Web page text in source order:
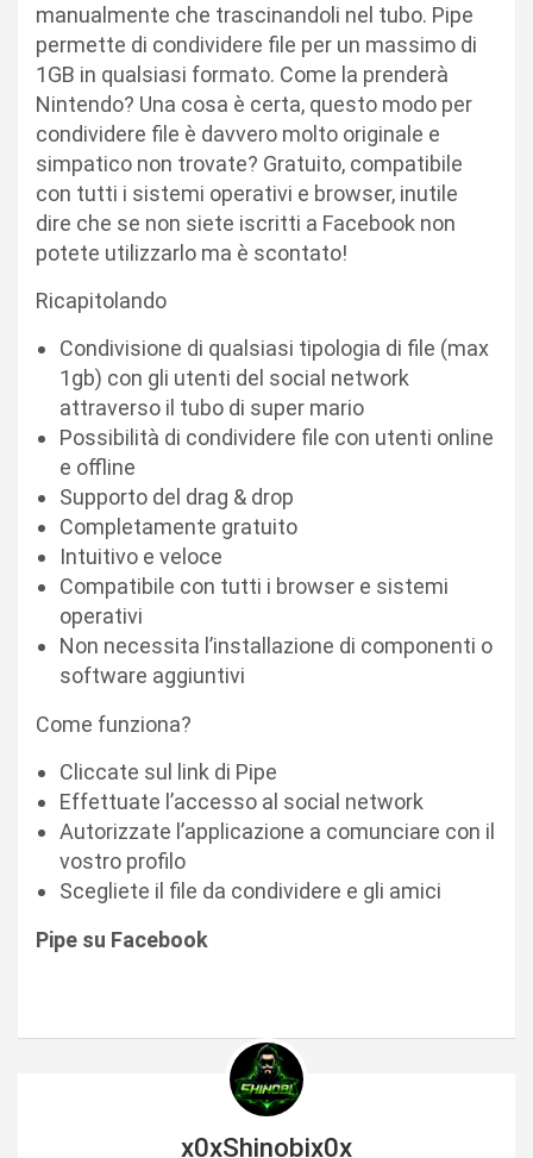
manualmente che trascinandoli nel tubo. Pipe
permette di condividere file per un massimo di
1GB in qualsiasi formato. Come la prenderà
Nintendo? Una cosa è certa, questo modo per
condividere file è davvero molto originale e
simpatico non trovate? Gratuito, compatibile
con tutti i sistemi operativi e browser, inutile
dire che se non siete iscritti a Facebook non
potete utilizzarlo ma è scontato!
Ricapitolando
Condivisione di qualsiasi tipologia di file (max
1gb) con gli utenti del social network
attraverso il tubo di super mario
Possibilità di condividere file con utenti online
e offline
Supporto del drag & drop
Completamente gratuito
Intuitivo e veloce
Compatibile con tutti i browser e sistemi
operativi
Non necessita l’installazione di componenti o
software aggiuntivi
Come funziona?
Cliccate sul link di Pipe
Effettuate l’accesso al social network
Autorizzate l’applicazione a comunciare con il
vostro profilo
Scegliete il file da condividere e gli amici
Pipe su Facebook
x0xShinobix0x